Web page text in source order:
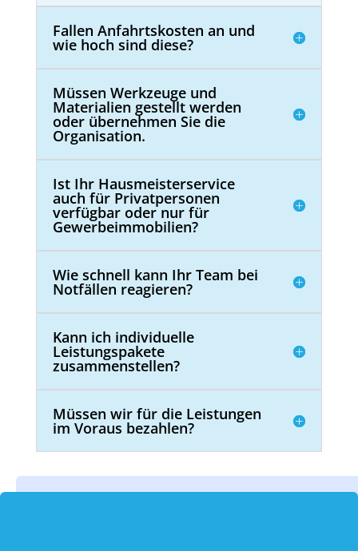
Fallen Anfahrtskosten an und
wie hoch sind diese?
Müssen Werkzeuge und
Materialien gestellt werden
oder übernehmen Sie die
Organisation.
Ist Ihr Hausmeisterservice
auch für Privatpersonen
verfügbar oder nur für
Gewerbeimmobilien?
Wie schnell kann Ihr Team bei
Notfällen reagieren?
Kann ich individuelle
Leistungspakete
zusammenstellen?
Müssen wir für die Leistungen
im Voraus bezahlen?